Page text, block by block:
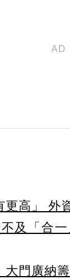
更高」 外
不及「合
大門廣納